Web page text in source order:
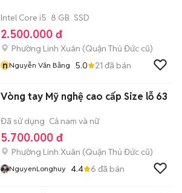
Intel Core i5 8 GB SSD
2.500.000 đ
Phường Linh Xuân (Quận Thủ Đức cũ)
nNguyễn Văn Bằng 5.0 21 đã bán
Vòng tay Mỹ nghệ cao cấp Size lỗ 63
Đã sử dụng Cả nam và nữ
5.700.000 đ
Phường Linh Xuân (Quận Thủ Đức cũ)
NguyenLonghuy 4.4 6 đã bán